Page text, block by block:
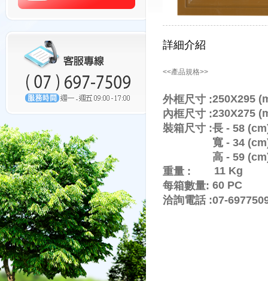
詳細介紹
<<產品規格>>
外框尺寸 :250X295
內框尺寸 :230X275
裝箱尺寸 :長 - 58
寬 - 34
高 - 59
重量 :
11 Kg
每箱數量: 60 PC
洽詢電話 :07-